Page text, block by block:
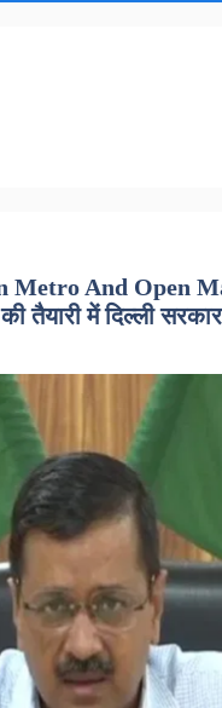
Metro And Open
तैयारी में दिल्ली सरकार